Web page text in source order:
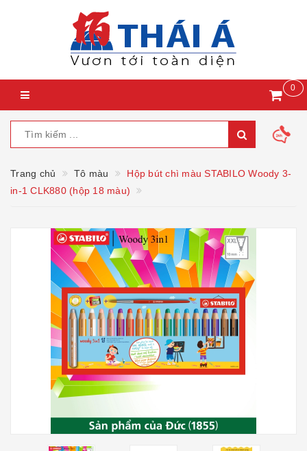
0
Trang chủ Tô màu
Hộp bút chì màu STABILO Woody 3-
in-1 CLK880 (hộp 18 màu)